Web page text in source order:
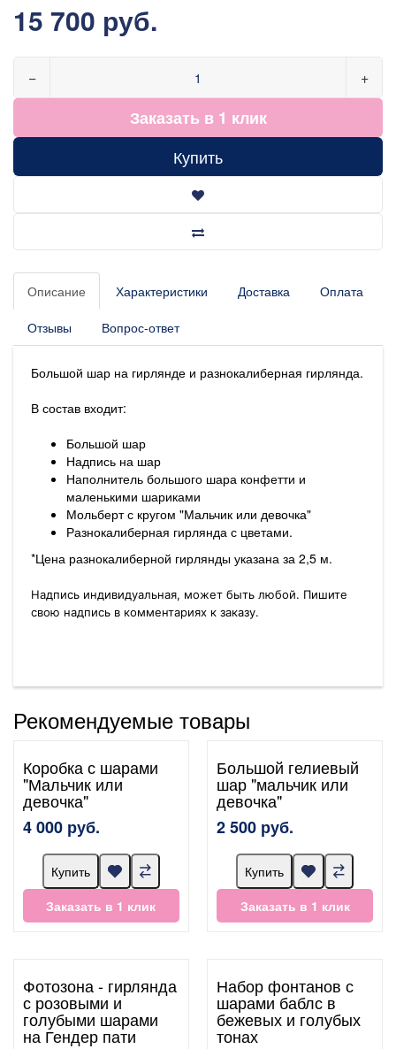
15 700 руб.
− +
Заказать в 1 клик
Купить
Описание Характеристики Доставка Оплата
Отзывы Вопрос-ответ
Большой шар на гирлянде и разнокалиберная гирлянда.
В состав входит:
Большой шар
Надпись на шар
Наполнитель большого шара конфетти и
маленькими шариками
Мольберт с кругом "Мальчик или девочка"
Разнокалиберная гирлянда с цветами.
*Цена разнокалиберной гирлянды указана за 2,5 м.
Надпись индивидуальная, может быть любой. Пишите
свою надпись в комментариях к заказу.
Рекомендуемые товары
Коробка с шарами
"Мальчик или
девочка"
4 000 руб.
Купить
Заказать в 1 клик
Большой гелиевый
шар "мальчик или
девочка"
2 500 руб.
Купить
Заказать в 1 клик
Фотозона - гирлянда
с розовыми и
голубыми шарами
на Гендер пати
Набор фонтанов с
шарами баблс в
бежевых и голубых
тонах